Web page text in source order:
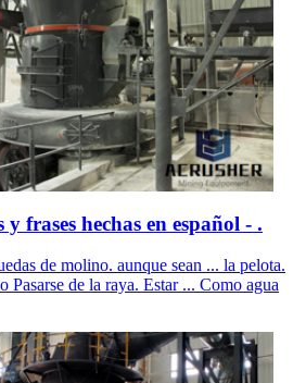
frases hechas en español - .
de molino. aunque sean ... la pelota.
Pasarse de la raya. Estar ... Como agua